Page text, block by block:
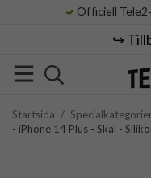
Officiell
↪️
Startsida /
- iPhone 14 Plus - Skal -